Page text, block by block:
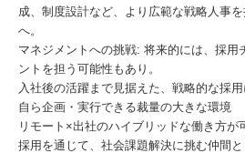
成、制度設計など、より広範な戦略人事
へ。
マネジメントへの挑戦: 将来的には、採用
ントを担う可能性もあり。
入社後の活躍まで見据えた、戦略的な採
自ら企画・実行できる裁量の大きな環境
リモート×出社のハイブリッドな働き方が
採用を通じて、社会課題解決に挑む仲間